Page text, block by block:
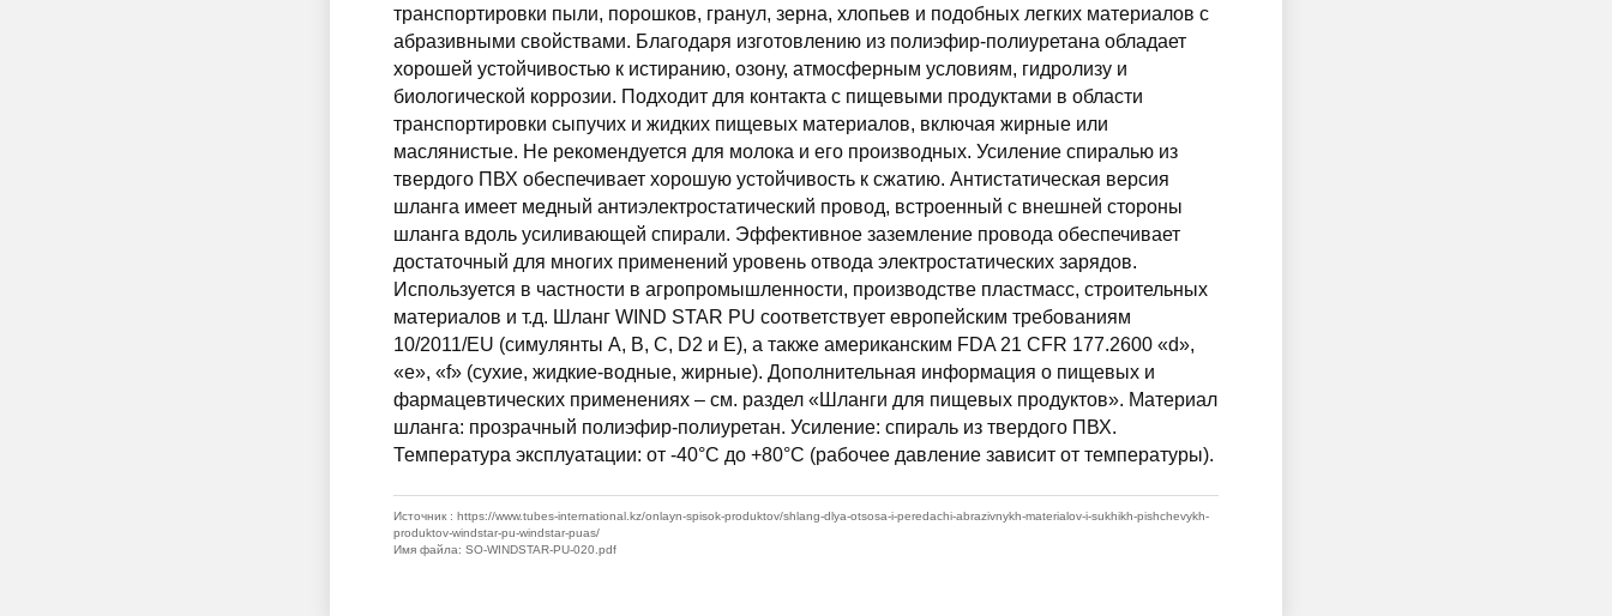
транспортировки пыли, порошков, гранул, зерна, хлопьев и подобных легких материалов с
абразивными свойствами. Благодаря изготовлению из полиэфир-полиуретана обладает
хорошей устойчивостью к истиранию, озону, атмосферным условиям, гидролизу и
биологической коррозии. Подходит для контакта с пищевыми продуктами в области
транспортировки сыпучих и жидких пищевых материалов, включая жирные или
маслянистые. Не рекомендуется для молока и его производных. Усиление спиралью из
твердого ПВХ обеспечивает хорошую устойчивость к сжатию. Антистатическая версия
шланга имеет медный антиэлектростатический провод, встроенный с внешней стороны
шланга вдоль усиливающей спирали. Эффективное заземление провода обеспечивает
достаточный для многих применений уровень отвода электростатических зарядов.
Используется в частности в агропромышленности, производстве пластмасс, строительных
материалов и т.д. Шланг WIND STAR PU соответствует европейским требованиям
10/2011/EU (симулянты A, B, C, D2 и E), а также американским FDA 21 CFR 177.2600 «d»,
«e», «f» (сухие, жидкие-водные, жирные). Дополнительная информация о пищевых и
фармацевтических применениях – см. раздел «Шланги для пищевых продуктов». Материал
шланга: прозрачный полиэфир-полиуретан. Усиление: спираль из твердого ПВХ.
Температура эксплуатации: от -40°C до +80°C (рабочее давление зависит от температуры).
Источник : https://www.tubes-international.kz/onlayn-spisok-produktov/shlang-dlya-otsosa-i-peredachi-abrazivnykh-materialov-i-sukhikh-pishchevykh-
produktov-windstar-pu-windstar-puas/
Имя файла: SO-WINDSTAR-PU-020.pdf